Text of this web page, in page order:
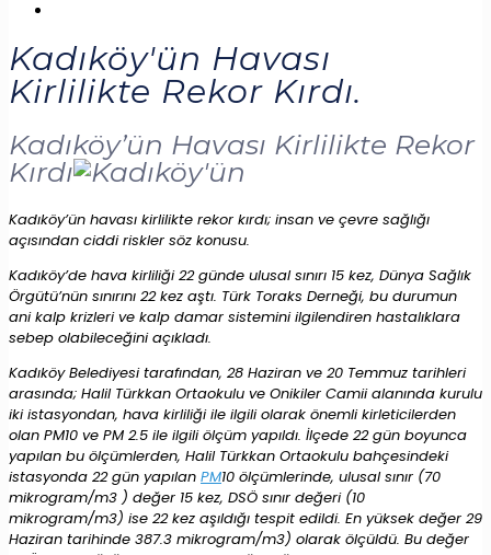
Kadıköy'ün Havası
Kirlilikte Rekor Kırdı.
Kadıköy’ün Havası Kirlilikte Rekor
Kırdı
Kadıköy’ün havası kirlilikte rekor kırdı; insan ve çevre sağlığı
açısından ciddi riskler söz konusu.
Kadıköy’de hava kirliliği 22 günde ulusal sınırı 15 kez, Dünya Sağlık
Örgütü’nün sınırını 22 kez aştı. Türk Toraks Derneği, bu durumun
ani kalp krizleri ve kalp damar sistemini ilgilendiren hastalıklara
sebep olabileceğini açıkladı.
Kadıköy Belediyesi tarafından, 28 Haziran ve 20 Temmuz tarihleri
arasında; Halil Türkkan Ortaokulu ve Onikiler Camii alanında kurulu
iki istasyondan, hava kirliliği ile ilgili olarak önemli kirleticilerden
olan PM10 ve PM 2.5 ile ilgili ölçüm yapıldı. İlçede 22 gün boyunca
yapılan bu ölçümlerden, Halil Türkkan Ortaokulu bahçesindeki
istasyonda 22 gün yapılan PM10 ölçümlerinde, ulusal sınır (70
mikrogram/m3 ) değer 15 kez, DSÖ sınır değeri (10
mikrogram/m3) ise 22 kez aşıldığı tespit edildi. En yüksek değer 29
Haziran tarihinde 387.3 mikrogram/m3) olarak ölçüldü. Bu değer